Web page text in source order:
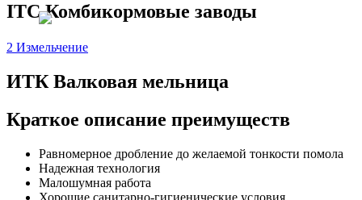
ITC Комбикормовые заводы
2 Измельчение
ИТК Валковая мельница
Краткое описание преимуществ
Равномерное дробление до желаемой тонкости помола
Надежная технология
Малошумная работа
Хорошие санитарно-гигиенические условия